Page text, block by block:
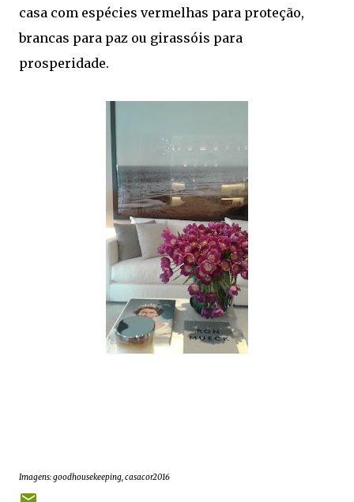
casa com espécies vermelhas para proteção,
brancas para paz ou girassóis para
prosperidade.
Imagens: goodhousekeeping, casacor2016